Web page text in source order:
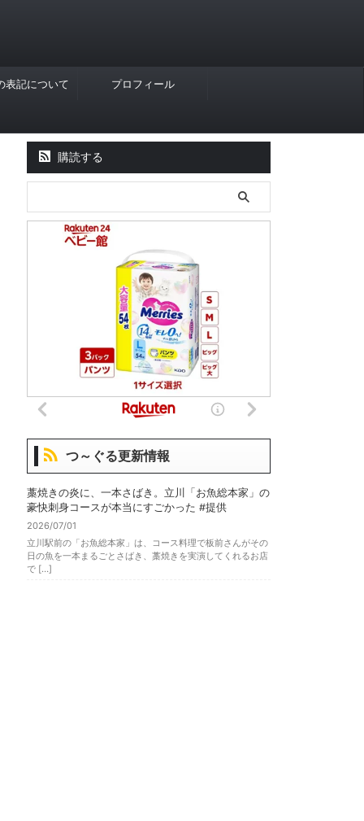
表記について プロフィール
購読する
つ～ぐる更新情報
藁焼きの炎に、一本さばき。立川「お魚総本家」の
豪快刺身コースが本当にすごかった #提供
2026/07/01
立川駅前の「お魚総本家」は、コース料理で板前さんがその
日の魚を一本まるごとさばき、藁焼きを実演してくれるお店
で […]